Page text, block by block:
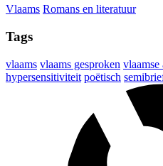
Vlaams Romans en literatuur
Tags
vlaams vlaams gesproken vlaamse
hypersensitiviteit poëtisch